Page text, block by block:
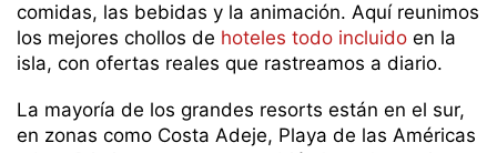
comidas, las bebidas y la animación. Aquí reunimos
los mejores chollos de hoteles todo incluido en la
isla, con ofertas reales que rastreamos a diario.
La mayoría de los grandes resorts están en el sur,
en zonas como Costa Adeje, Playa de las Américas